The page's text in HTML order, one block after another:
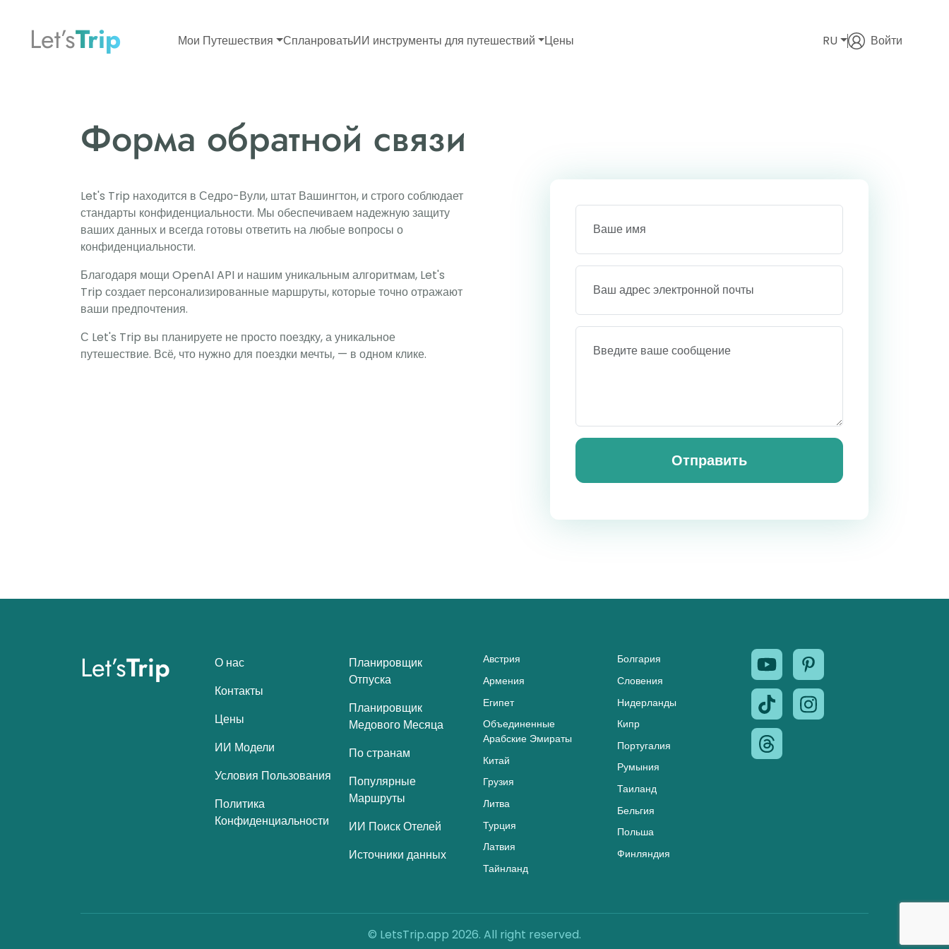
Let’sTrip Мои Путешествия СпланроватьИИ инструменты для путешествий Цены RU Войти
Форма обратной связи
Let's Trip находится в Седро-Вули, штат Вашингтон, и строго соблюдает
стандарты конфиденциальности. Мы обеспечиваем надежную защиту
ваших данных и всегда готовы ответить на любые вопросы о
конфиденциальности.
Благодаря мощи OpenAI API и нашим уникальным алгоритмам, Let's
Trip создает персонализированные маршруты, которые точно отражают
ваши предпочтения.
С Let's Trip вы планируете не просто поездку, а уникальное
путешествие. Всё, что нужно для поездки мечты, — в одном клике.
Отправить
Let’sTrip
О нас
Контакты
Цены
ИИ Модели
Условия Пользования
Политика
Конфиденциальности
Планировщик
Отпуска
Планировщик
Медового Месяца
По странам
Популярные
Маршруты
ИИ Поиск Отелей
Источники данных
Австрия
Армения
Египет
Объединенные
Арабские Эмираты
Китай
Грузия
Литва
Турция
Латвия
Тайнланд
Болгария
Словения
Нидерланды
Кипр
Португалия
Румыния
Таиланд
Бельгия
Польша
Финляндия
© LetsTrip.app 2026. All right reserved.